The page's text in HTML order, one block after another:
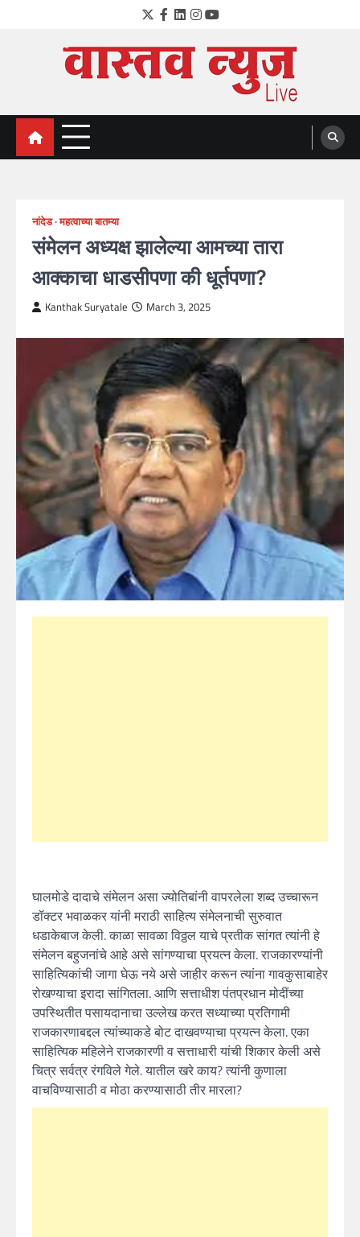
Twitter
Facebook
LinkedIn
Instagram
YouTube
VastavNEWSLive.com
a leading NEWS portal of Maharahstra
नांदेड महत्वाच्या बातम्या
संमेलन अध्यक्ष झालेल्या आमच्या तारा
आक्काचा धाडसीपणा की धूर्तपणा?
Kanthak Suryatale March 3, 2025
घालमोडे दादाचे संमेलन असा ज्योतिबांनी वापरलेला शब्द उच्चारून
डॉक्टर भवाळकर यांनी मराठी साहित्य संमेलनाची सुरुवात
धडाकेबाज केली. काळा सावळा विठ्ठल याचे प्रतीक सांगत त्यांनी हे
संमेलन बहुजनांचे आहे असे सांगण्याचा प्रयत्न केला. राजकारण्यांनी
साहित्यिकांची जागा घेऊ नये असे जाहीर करून त्यांना गावकुसाबाहेर
रोखण्याचा इरादा सांगितला. आणि सत्ताधीश पंतप्रधान मोदींच्या
उपस्थितीत पसायदानाचा उल्लेख करत सध्याच्या प्रतिगामी
राजकारणाबद्दल त्यांच्याकडे बोट दाखवण्याचा प्रयत्न केला. एका
साहित्यिक महिलेने राजकारणी व सत्ताधारी यांची शिकार केली असे
चित्र सर्वत्र रंगविले गेले. यातील खरे काय? त्यांनी कुणाला
वाचविण्यासाठी व मोठा करण्यासाठी तीर मारला?